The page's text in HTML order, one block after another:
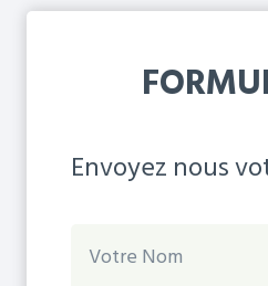
Envoyez nous